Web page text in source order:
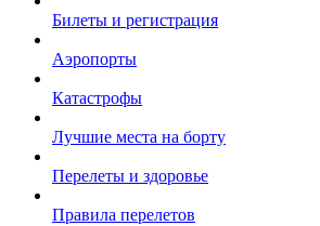
Билеты и регистрация
Аэропорты
Катастрофы
Лучшие места на борту
Перелеты и здоровье
Правила перелетов